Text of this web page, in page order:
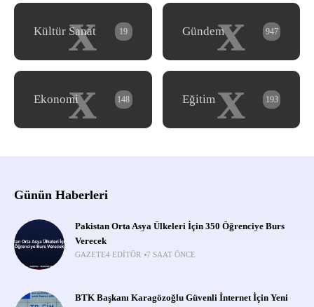
x
Kültür Sanat 19 x
Gündem 947
x
Ekonomi 148 x
Eğitim 193
Günün Haberleri
Pakistan Orta Asya Ülkeleri İçin 350 Öğrenciye Burs
Verecek
GAZETE4 EDITÖR 7 SAAT ÖNCE
BTK Başkanı Karagözoğlu Güvenli İnternet İçin Yeni